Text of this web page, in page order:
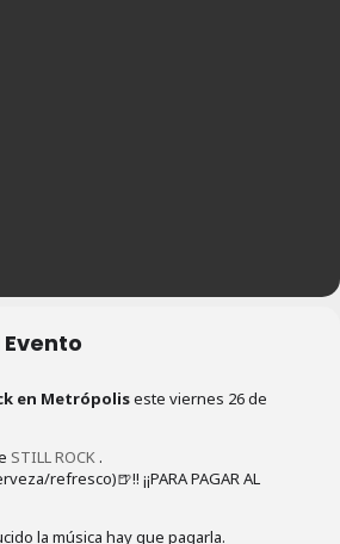
en Metrópoliseste viernes 26 de
STILL ROCK .
refresco)🍺!! ¡¡PARA PAGAR AL
la música hay que pagarla.